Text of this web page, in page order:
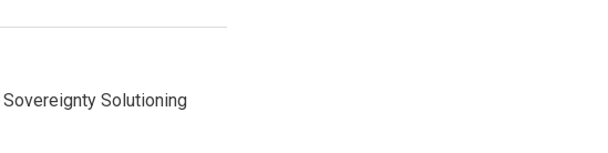
Solutioning